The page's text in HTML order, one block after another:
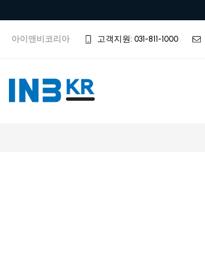
아이앤비코리아 고객지원: 031-811-1000